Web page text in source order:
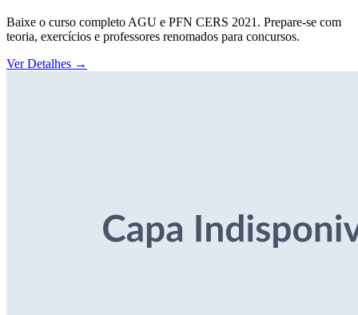
Baixe o curso completo AGU e PFN CERS 2021. Prepare-se com
teoria, exercícios e professores renomados para concursos.
Ver Detalhes →